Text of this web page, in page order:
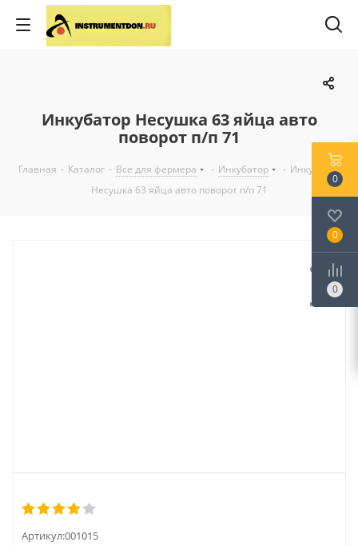
Инкубатор Несушка 63 яйца авто
поворот п/п 71
Главная - Каталог - Все для фермера - Инкубатор - Инкубатор
Несушка 63 яйца авто поворот п/п 71
Артикул:001015
0
0
0